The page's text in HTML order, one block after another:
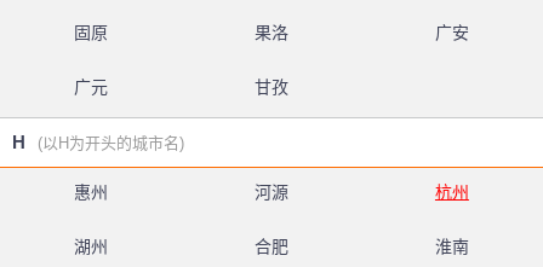
固原 果洛 广安
广元 甘孜
H (以H为开头的城市名)
惠州 河源 杭州
湖州 合肥 淮南